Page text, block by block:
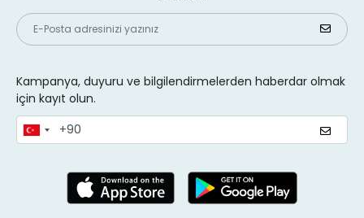
Kampanya, duyuru ve bilgilendirmelerden haberdar olmak
için kayıt olun.